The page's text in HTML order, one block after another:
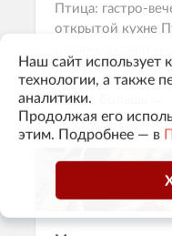
Птица: гастро-
открытой кухне Птица – один
домашней кухни,
открытой кухне
раскрывается по-
выразительнее,
самым
Узнать больше →
Наш сайт использует
технологии, а также
аналитики.
Продолжая его
этим. Подробнее — в